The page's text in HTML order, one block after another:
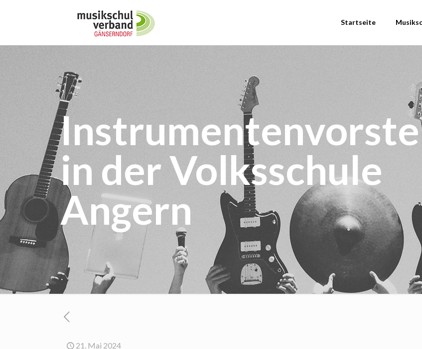
Startseite
in der Volksschule
Angern
21. Mai 2024